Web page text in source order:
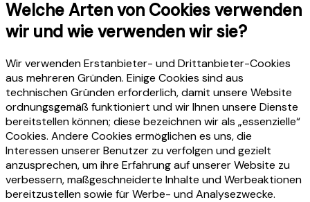
Welche Arten von Cookies verwenden
wir und wie verwenden wir sie?
Wir verwenden Erstanbieter- und Drittanbieter-Cookies
aus mehreren Gründen. Einige Cookies sind aus
technischen Gründen erforderlich, damit unsere Website
ordnungsgemäß funktioniert und wir Ihnen unsere Dienste
bereitstellen können; diese bezeichnen wir als „essenzielle“
Cookies. Andere Cookies ermöglichen es uns, die
Interessen unserer Benutzer zu verfolgen und gezielt
anzusprechen, um ihre Erfahrung auf unserer Website zu
verbessern, maßgeschneiderte Inhalte und Werbeaktionen
bereitzustellen sowie für Werbe- und Analysezwecke.